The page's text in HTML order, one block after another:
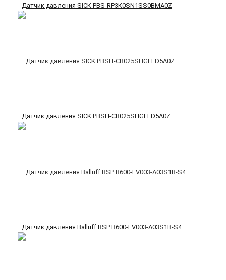
Датчик давления SICK PBS-RP3K0SN1SS0BMA0Z
Датчик давления SICK PBSH-CB025SHGEED5A0Z
Датчик давления Balluff BSP B600-EV003-A03S1B-S4